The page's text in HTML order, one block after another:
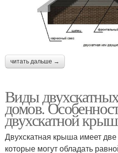
читать дальше →
Виды
домов.
двухскатной
Двухскатная крыша имеет две
которые могут обладать